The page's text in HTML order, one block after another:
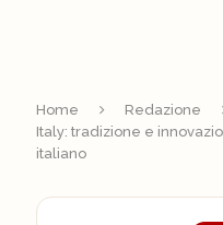
Home Redazione
Italy: tradizione e
italiano